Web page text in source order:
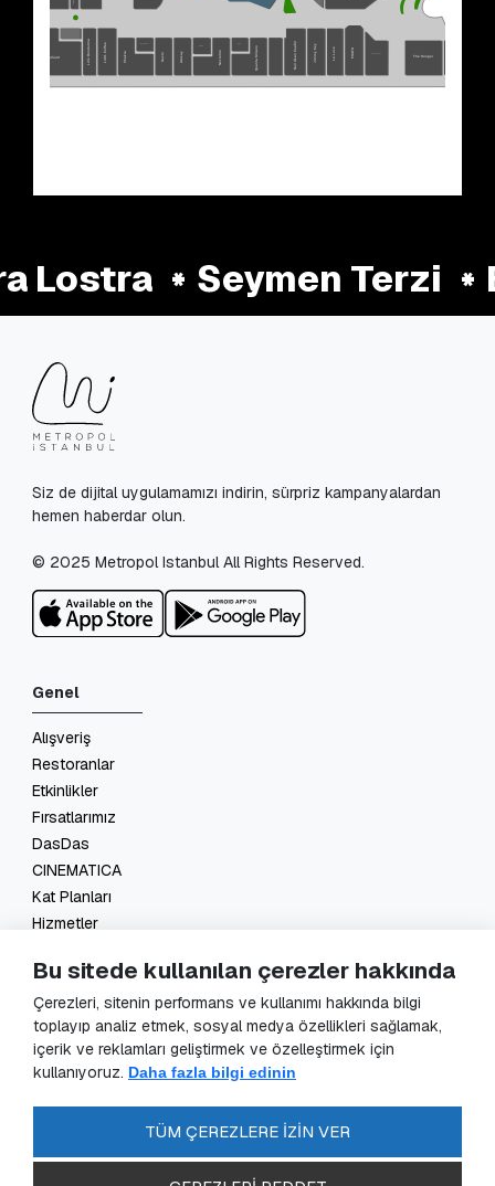
Lostra Seymen Terzi
Siz de dijital uygulamamızı indirin, sürpriz kampanyalardan
hemen haberdar olun.
© 2025 Metropol Istanbul All Rights Reserved.
Genel
Alışveriş
Restoranlar
Etkinlikler
Fırsatlarımız
DasDas
CINEMATICA
Kat Planları
Hizmetler
KVKK Başvuru
KVKK Aydınlatma Metni
Veri Sorumlusu Başvuru Formu
Güvenlik Kameraları Aydınlatma Metni
SSS
Bu sitede kullanılan çerezler hakkında
Çerezleri, sitenin performans ve kullanımı hakkında bilgi
toplayıp analiz etmek, sosyal medya özellikleri sağlamak,
içerik ve reklamları geliştirmek ve özelleştirmek için
kullanıyoruz. Daha fazla bilgi edinin
TÜM ÇEREZLERE İZİN VER